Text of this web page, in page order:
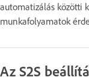
automatizálás közötti
munkafolyamatok
Az S2S